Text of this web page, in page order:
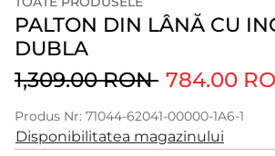
PALTON DIN LÂNĂ CU
DUBLA
1,309.00 RON 784.00
Produs Nr: 71044-62041-00000-1A6-1
Disponibilitatea magazinului